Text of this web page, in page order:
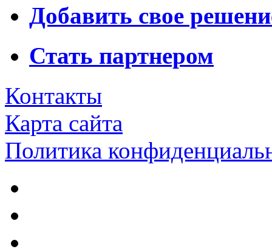
Добавить свое
Стать партнером
Контакты
Карта сайта
Политика